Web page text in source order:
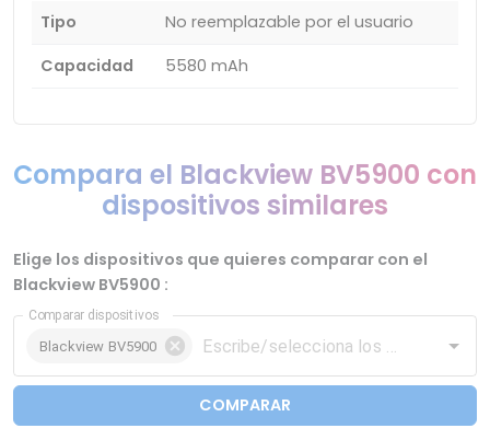
Tipo
No reemplazable por el usuario
Capacidad
5580 mAh
Compara el Blackview BV5900 con
dispositivos similares
Elige los dispositivos que quieres comparar con el
Blackview BV5900 :
Comparar dispositivos
Blackview BV5900
COMPARAR